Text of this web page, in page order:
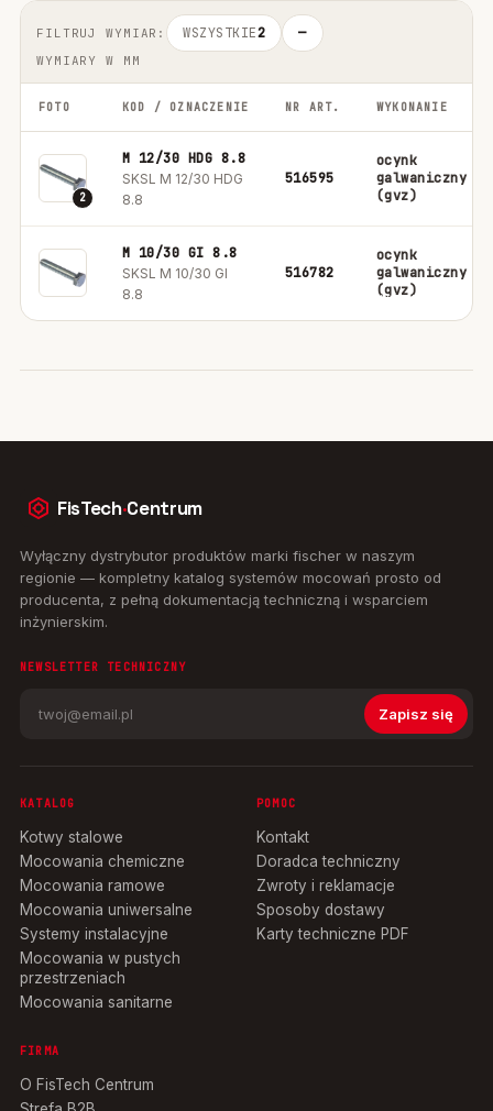
FILTRUJ WYMIAR: WSZYSTKIE2 —
WYMIARY W MM
FOTO KOD / OZNACZENIE NR ART. WYKONANIE
2
M 12/30 HDG 8.8
SKSL M 12/30 HDG
8.8
516595
ocynk
galwaniczny
(gvz)
M 10/30 GI 8.8
SKSL M 10/30 GI
8.8
516782
ocynk
galwaniczny
(gvz)
FisTech·Centrum
Wyłączny dystrybutor produktów marki fischer w naszym
regionie — kompletny katalog systemów mocowań prosto od
producenta, z pełną dokumentacją techniczną i wsparciem
inżynierskim.
NEWSLETTER TECHNICZNY
Zapisz się
KATALOG
Kotwy stalowe
Mocowania chemiczne
Mocowania ramowe
Mocowania uniwersalne
Systemy instalacyjne
Mocowania w pustych
przestrzeniach
Mocowania sanitarne
POMOC
Kontakt
Doradca techniczny
Zwroty i reklamacje
Sposoby dostawy
Karty techniczne PDF
FIRMA
O FisTech Centrum